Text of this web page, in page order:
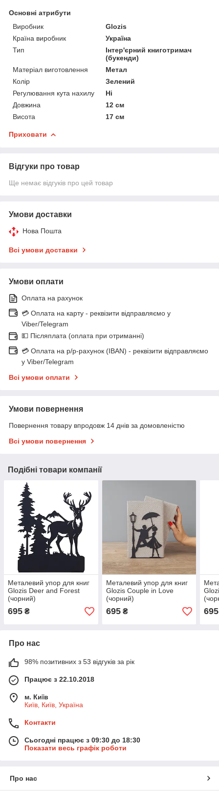
Основні атрибути
Виробник
Glozis
Країна виробник
Україна
Тип
Інтер'єрний книготримач
(букенди)
Матеріал виготовлення
Метал
Колір
Зелений
Регулювання кута нахилу
Ні
Довжина
12 см
Висота
17 см
Приховати
Відгуки про товар
Ще немає відгуків про цей товар
Умови доставки
Нова Пошта
Всі умови доставки
Умови оплати
Оплата на рахунок
💳 Оплата на карту - реквізити відправляємо у
Viber/Telegram
💵 Післяплата (оплата при отриманні)
💳 Оплата на р/р-рахунок (IBAN) - реквізити відправляємо
у Viber/Telegram
Всі умови оплати
Умови повернення
Повернення товару впродовж 14 днів за домовленістю
Всі умови повернення
Подібні товари компанії
Металевий упор для книг
Glozis Deer and Forest
(чорний)
695 ₴
Металевий упор для книг
Glozis Couple in Love
(чорний)
695₴ 695
Про нас
98% позитивних з 53 відгуків за рік
Працює з 22.10.2018
м. Київ
Київ, Київ, Україна
Контакти
Сьогодні працює з 09:30 до 18:30
Показати весь графік роботи
Про нас